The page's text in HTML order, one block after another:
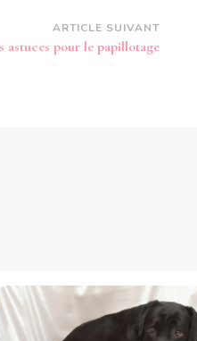
ARTICLE SUIVANT
astuces pour le papillotage